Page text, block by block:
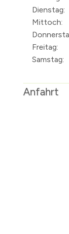
Dienstag:
Mittoch:
Freitag:
Samstag:
Anfahrt